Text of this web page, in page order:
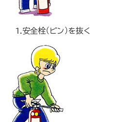
1.安全栓（ピン）を抜く